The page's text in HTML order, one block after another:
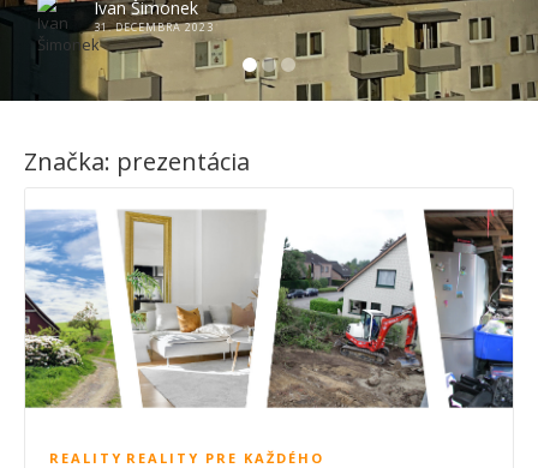
Ivan Šimonek
31. DECEMBRA 2023
Značka: prezentácia
REALITY REALITY PRE KAŽDÉHO